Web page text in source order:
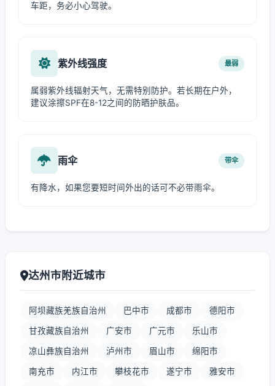
车距，务必小心驾驶。
紫外线强度 最弱
属弱紫外线辐射天气，无需特别防护。若长期在户外，
建议涂擦SPF在8-12之间的防晒护肤品。
雨伞 带伞
有降水，如果您要短时间外出的话可不必带雨伞。
达州市附近城市
阿坝藏族羌族自治州 巴中市 成都市 德阳市
甘孜藏族自治州 广安市 广元市 乐山市
凉山彝族自治州 泸州市 眉山市 绵阳市
南充市 内江市 攀枝花市 遂宁市 雅安市